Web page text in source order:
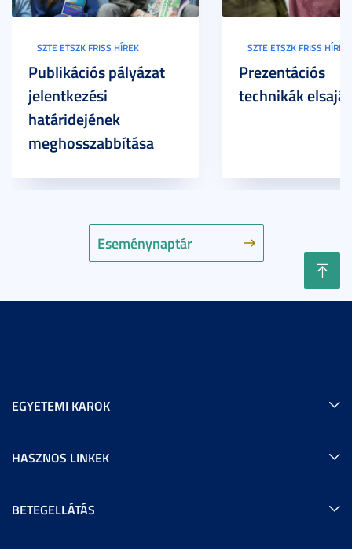
Eseménynaptár
SZTE ETSZK FRISS HÍREK
Publikációs pályázat
jelentkezési
határidejének
meghosszabbítása
SZTE ETSZK FRISS HÍREK
Prezentációs
technikák
EGYETEMI KAROK
HASZNOS LINKEK
BETEGELLÁTÁS